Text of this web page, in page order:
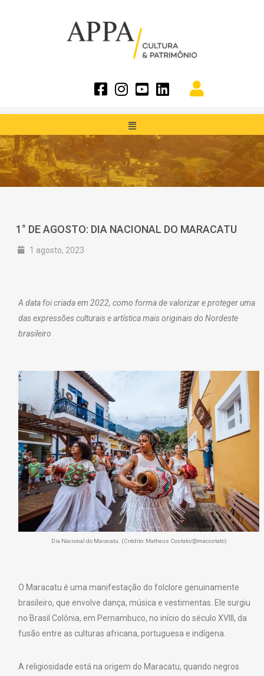
1° DE AGOSTO: DIA NACIONAL DO MARACATU
1 agosto, 2023
A data foi criada em 2022, como forma de valorizar e proteger uma
das expressões culturais e artística mais originais do Nordeste
brasileiro
Dia Nacional do Maracatu. (Crédito: Matheus Costato/@macostato)
O Maracatu é uma manifestação do folclore genuinamente
brasileiro, que envolve dança, música e vestimentas. Ele surgiu
no Brasil Colônia, em Pernambuco, no início do século XVIII, da
fusão entre as culturas africana, portuguesa e indígena.
A religiosidade está na origem do Maracatu, quando negros